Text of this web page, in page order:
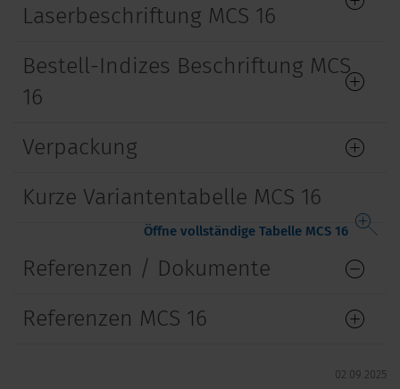
Laserbeschriftung MCS 16
Bestell-Indizes Beschriftung MCS
16
Verpackung
Kurze Variantentabelle MCS 16
Öffne vollständige Tabelle MCS 16
Referenzen / Dokumente
Referenzen MCS 16
02.09.2025